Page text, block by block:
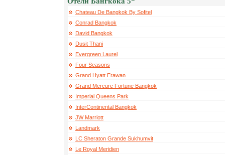
Chateau De Bangkok By Sofitel
Conrad Bangkok
David Bangkok
Dusit Thani
Evergreen Laurel
Four Seasons
Grand Hyatt Erawan
Grand Mercure Fortune Bangkok
Imperial Queens Park
InterContinental Bangkok
JW Marriott
Landmark
LC Sheraton Grande Sukhumvit
Le Royal Meridien